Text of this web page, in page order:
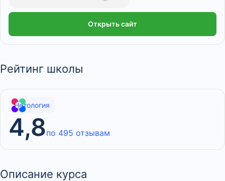
Открыть сайт
Рейтинг школы
Нетология
4,8по 495 отзывам
Описание курса